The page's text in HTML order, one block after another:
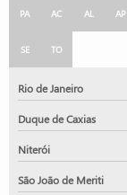
PA AC AL AP
SE TO
Rio de Janeiro
Duque de Caxias
Niterói
São João de Meriti